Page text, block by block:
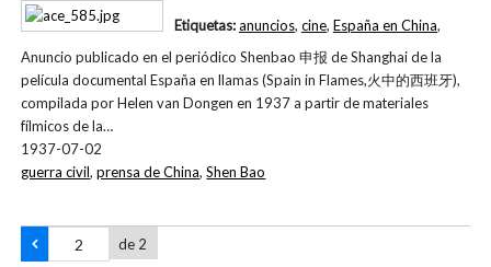
Anuncio publicado en el periódico Shenbao 申报 de Shanghai de la
película documental España en llamas (Spain in Flames,火中的西班牙),
compilada por Helen van Dongen en 1937 a partir de materiales
fílmicos de la…
1937-07-02
Etiquetas:anuncios, cine, España en China,
guerra civil,prensa de China,Shen Bao
de 2